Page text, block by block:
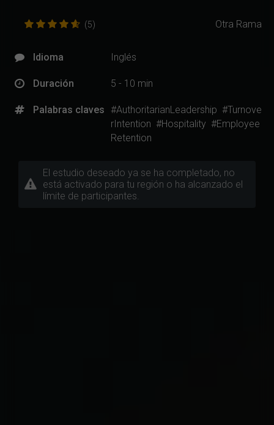
(5) Otra Rama
Idioma Inglés
Duración 5 - 10 min
Palabras claves #AuthoritarianLeadership #Turnove
rIntention #Hospitality #Employee
Retention
El estudio deseado ya se ha completado, no
está activado para tu región o ha alcanzado el
límite de participantes.